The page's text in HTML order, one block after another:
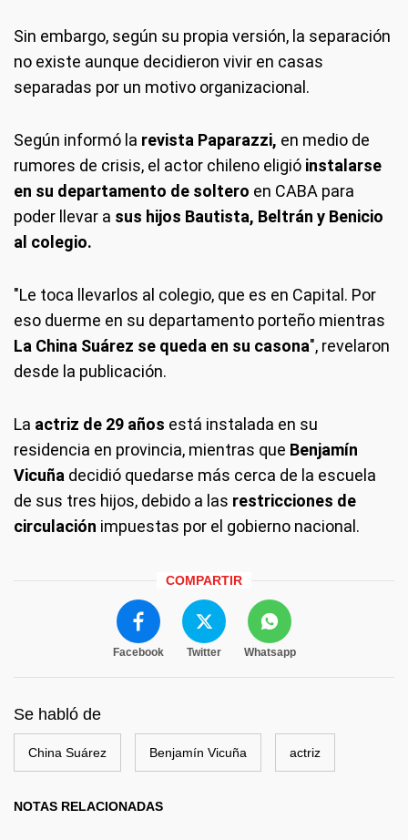
Sin embargo, según su propia versión, la separación
no existe aunque decidieron vivir en casas
separadas por un motivo organizacional.
Según informó la revista Paparazzi, en medio de
rumores de crisis, el actor chileno eligió instalarse
en su departamento de soltero en CABA para
poder llevar a sus hijos Bautista, Beltrán y Benicio
al colegio.
"Le toca llevarlos al colegio, que es en Capital. Por
eso duerme en su departamento porteño mientras
La China Suárez se queda en su casona", revelaron
desde la publicación.
La actriz de 29 años está instalada en su
residencia en provincia, mientras que Benjamín
Vicuña decidió quedarse más cerca de la escuela
de sus tres hijos, debido a las restricciones de
circulación impuestas por el gobierno nacional.
COMPARTIR
Facebook Twitter Whatsapp
Se habló de
China Suárez Benjamín Vicuña actriz
NOTAS RELACIONADAS